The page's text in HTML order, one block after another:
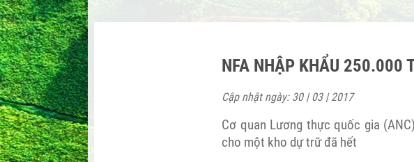
NFA NHẬP KHẨU 250.000
Cập nhật ngày: 30 | 03 | 2017
Cơ quan Lương thực quốc gia
cho một kho dự trữ đã hết